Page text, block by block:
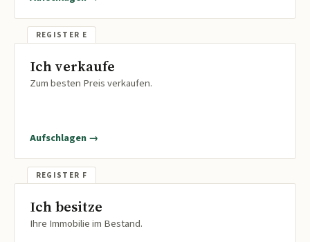
Ich verkaufe
Zum besten Preis verkaufen.
Aufschlagen →
Ich besitze
Ihre Immobilie im Bestand.